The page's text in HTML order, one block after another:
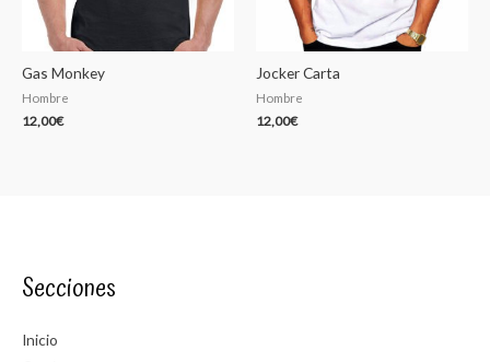
Gas Monkey
Hombre
12,00€
Jocker Carta
Hombre
12,00€
Secciones
Inicio